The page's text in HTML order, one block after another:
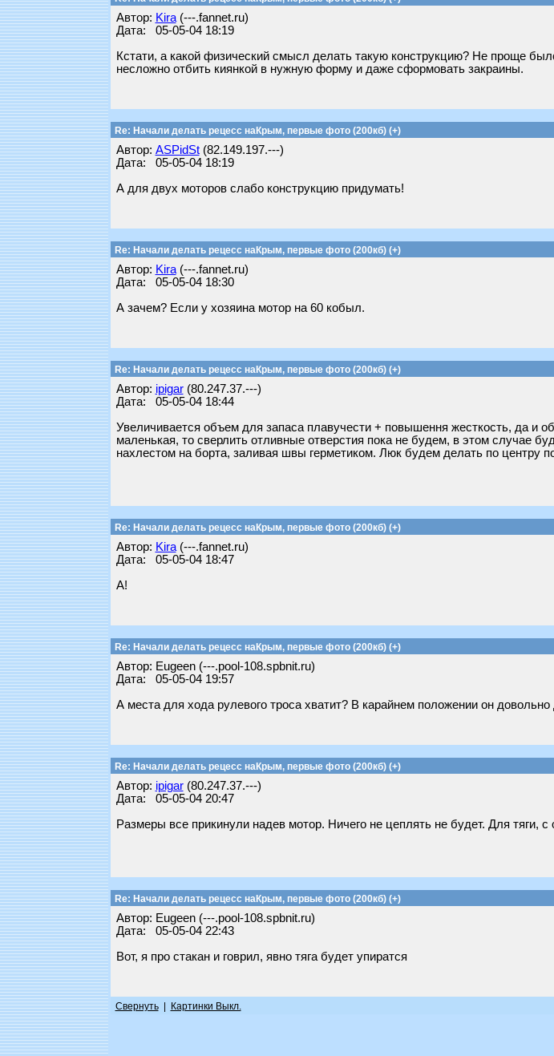
Автор: Kira(---.fannet.ru)
Дата: 05-05-04 18:19
Кстати, а какой физический смысл делать такую конструкцию? Не проще
несложно отбить киянкой в нужную форму и даже сформовать закраины.
Re: Начали делать рецесс наКрым, первые фото (200кб) (+)
Автор: ASPidSt(82.149.197.---)
Дата: 05-05-04 18:19
А для двух моторов слабо конструкцию придумать!
Re: Начали делать рецесс наКрым, первые фото (200кб) (+)
Автор: Kira(---.fannet.ru)
Дата: 05-05-04 18:30
А зачем? Если у хозяина мотор на 60 кобыл.
Re: Начали делать рецесс наКрым, первые фото (200кб) (+)
Автор: ipigar(80.247.37.---)
Дата: 05-05-04 18:44
Увеличивается объем для запаса плавучести + повышення жесткость, да и
маленькая, то сверлить отливные отверстия пока не будем, в этом случае
нахлестом на борта, заливая швы герметиком. Люк будем делать по центру
Re: Начали делать рецесс наКрым, первые фото (200кб) (+)
Автор: Kira(---.fannet.ru)
Дата: 05-05-04 18:47
А!
Re: Начали делать рецесс наКрым, первые фото (200кб) (+)
Автор: Еugeen (---.pool-108.spbnit.ru)
Дата: 05-05-04 19:57
А места для хода рулевого троса хватит? В карайнем положении он довольно
Re: Начали делать рецесс наКрым, первые фото (200кб) (+)
Автор: ipigar(80.247.37.---)
Дата: 05-05-04 20:47
Размеры все прикинули надев мотор. Ничего не цеплять не будет. Для тяги,
Re: Начали делать рецесс наКрым, первые фото (200кб) (+)
Автор: Еugeen (---.pool-108.spbnit.ru)
Дата: 05-05-04 22:43
Вот, я про стакан и говрил, явно тяга будет упиратся
Свернуть| Картинки Выкл.